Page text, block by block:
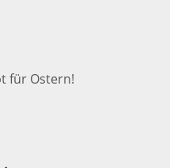
für Ostern!